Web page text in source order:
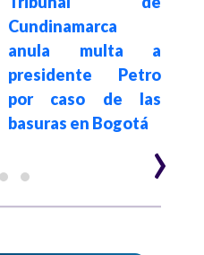
Cundinamarca
anula multa a
presidente Petro
por caso de las
basuras en Bogotá ›